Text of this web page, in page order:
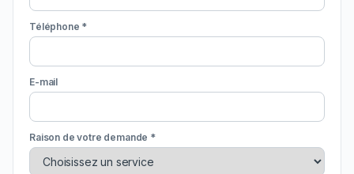
Téléphone *
E-mail
Raison de votre demande *